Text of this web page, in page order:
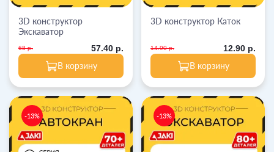
3D конструктор
Экскаватор
68 р. 57.40 р.
В корзину
3D конструктор Каток
14.90 р. 12.90 р.
В корзину
-13% -13%